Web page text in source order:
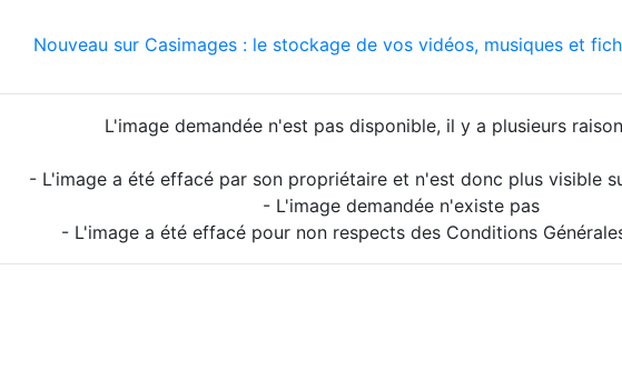
Nouveau sur Casimages : le stockage de vos vidéos, musiques et
L'image demandée n'est pas disponible, il y a plusieurs
- L'image a été effacé par son propriétaire et n'est donc plus visible
- L'image demandée n'existe pas
- L'image a été effacé pour non respects des Conditions